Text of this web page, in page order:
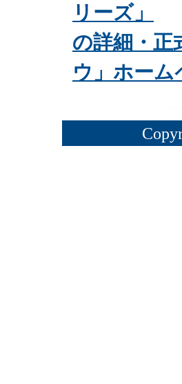
リーズ」
の詳細・
ウ」ホー